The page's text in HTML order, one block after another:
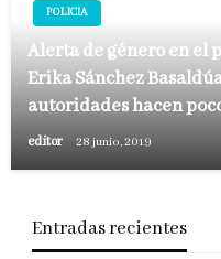
POLICIA
Alerta de género en el
Erika Sánchez
autoridades hacen
editor 28 junio, 2019
Entradas recientes